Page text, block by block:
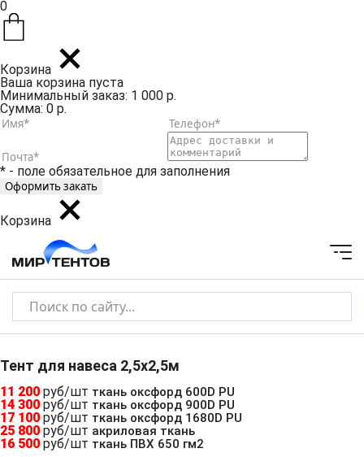
0
Корзина
Ваша корзина пуста
Минимальный заказ: 1 000 р.
Сумма: 0 р.
* - поле обязательное для заполнения
Корзина
Тент для навеса 2,5x2,5м
11 200 руб/шт ткань оксфорд 600D PU
14 300 руб/шт ткань оксфорд 900D PU
17 100 руб/шт ткань оксфорд 1680D PU
25 800 руб/шт акриловая ткань
16 500 руб/шт ткань ПВХ 650 гм2